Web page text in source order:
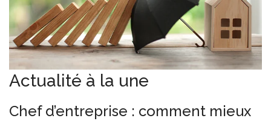
Actualité à la une
Chef d’entreprise : comment mieux